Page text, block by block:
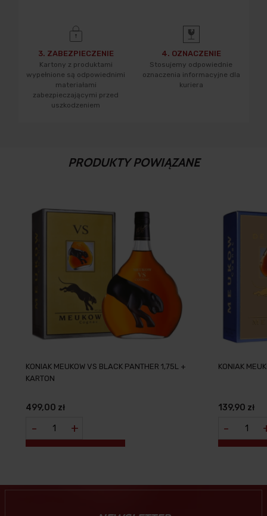
3. ZABEZPIECZENIE
Kartony z produktami
wypełnione są odpowiednimi
materiałami
zabezpieczającymi przed
uszkodzeniem
4. OZNACZENIE
Stosujemy odpowiednie
oznaczenia informacyjne dla
kuriera
PRODUKTY POWIĄZANE
KONIAK MEUKOW VS BLACK PANTHER 1,75L +
KARTON
499,00 zł
- +
KONIAK
139,90 zł
-